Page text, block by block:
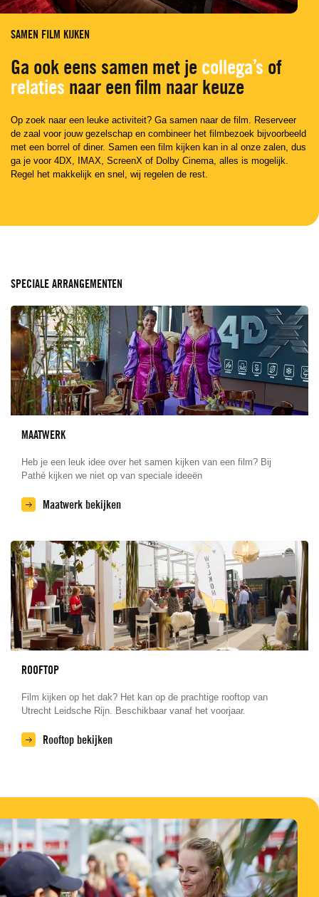
SAMEN FILM KIJKEN
Ga ook eens samen met je collega’s of
relaties naar een film naar keuze
Op zoek naar een leuke activiteit? Ga samen naar de film. Reserveer
de zaal voor jouw gezelschap en combineer het filmbezoek bijvoorbeeld
met een borrel of diner. Samen een film kijken kan in al onze zalen, dus
ga je voor 4DX, IMAX, ScreenX of Dolby Cinema, alles is mogelijk.
Regel het makkelijk en snel, wij regelen de rest.
SPECIALE ARRANGEMENTEN
MAATWERK
Heb je een leuk idee over het samen kijken van een film? Bij
Pathé kijken we niet op van speciale ideeën
Maatwerk bekijken
ROOFTOP
Film kijken op het dak? Het kan op de prachtige rooftop van
Utrecht Leidsche Rijn. Beschikbaar vanaf het voorjaar.
Rooftop bekijken